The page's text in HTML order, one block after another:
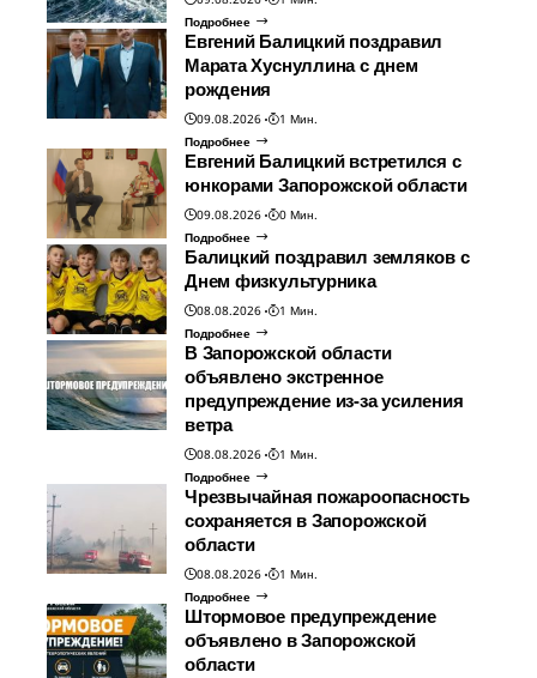
Подробнее
Евгений Балицкий поздравил
Марата Хуснуллина с днем
рождения
09.08.2026
1 Мин.
Подробнее
Евгений Балицкий встретился с
юнкорами Запорожской области
09.08.2026
0 Мин.
Подробнее
Балицкий поздравил земляков с
Днем физкультурника
08.08.2026
1 Мин.
Подробнее
В Запорожской области
объявлено экстренное
предупреждение из-за усиления
ветра
08.08.2026
1 Мин.
Подробнее
Чрезвычайная пожароопасность
сохраняется в Запорожской
области
08.08.2026
1 Мин.
Подробнее
Штормовое предупреждение
объявлено в Запорожской
области